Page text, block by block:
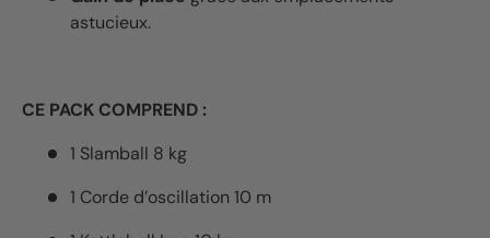
astucieux.
CE PACK COMPREND :
1 Slamball 8 kg
1 Corde d’oscillation 10 m